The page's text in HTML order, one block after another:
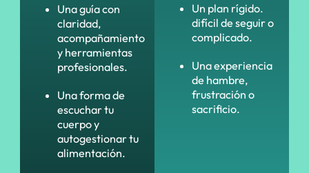
Una guía con
claridad,
acompañamiento
y herramientas
profesionales.
Una forma de
escuchar tu
cuerpo y
autogestionar tu
alimentación.
Un plan rígido.
difícil de seguir o
complicado.
Una experiencia
de hambre,
frustración o
sacrificio.